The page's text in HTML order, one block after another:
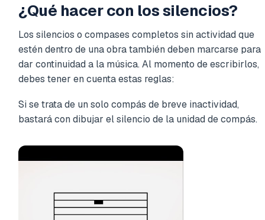
¿Qué hacer con los silencios?
Los silencios o compases completos sin actividad que
estén dentro de una obra también deben marcarse para
dar continuidad a la música. Al momento de escribirlos,
debes tener en cuenta estas reglas:
Si se trata de un solo compás de breve inactividad,
bastará con dibujar el silencio de la unidad de compás.